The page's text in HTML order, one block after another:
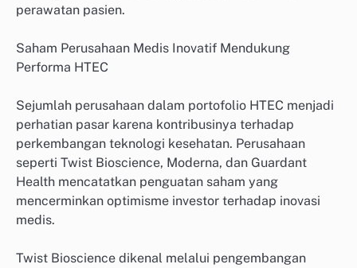
perawatan pasien.
Saham Perusahaan Medis Inovatif Mendukung
Performa HTEC
Sejumlah perusahaan dalam portofolio HTEC menjadi
perhatian pasar karena kontribusinya terhadap
perkembangan teknologi kesehatan. Perusahaan
seperti Twist Bioscience, Moderna, dan Guardant
Health mencatatkan penguatan saham yang
mencerminkan optimisme investor terhadap inovasi
medis.
Twist Bioscience dikenal melalui pengembangan